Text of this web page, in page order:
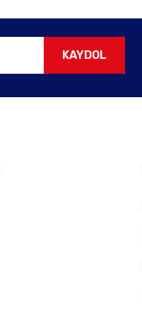
KAYDOL